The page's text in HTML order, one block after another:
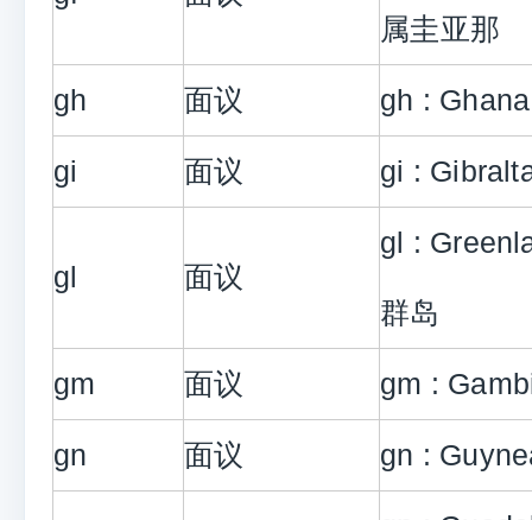
属圭亚那
gh 面议 gh :
gi 面议 gi :
gl 面议
gl :
群岛
gm 面议 gm :
gn 面议 gn :